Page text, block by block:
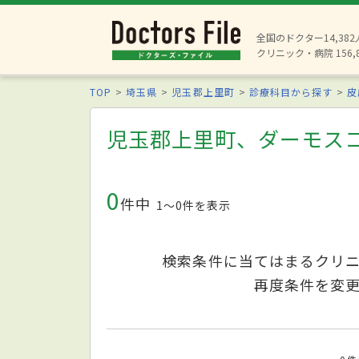
全国のドクター14,382
クリニック・病院
TOP 埼玉県 児玉郡上里町 診療科目から探す
児玉郡上里町、ダーモス
0件中 1〜0件を表示
検索条件に当てはまるクリ
再度条件を変